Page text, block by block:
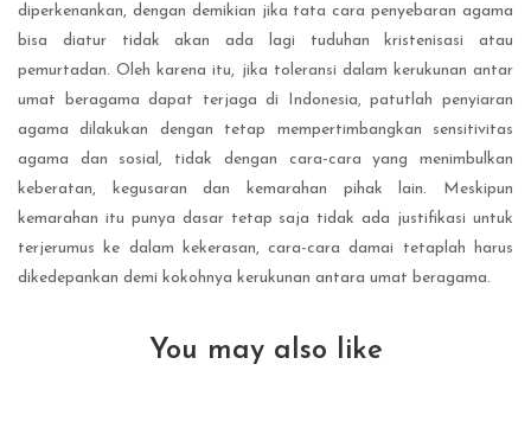
diperkenankan, dengan demikian jika tata cara penyebaran agama
bisa diatur tidak akan ada lagi tuduhan kristenisasi atau
pemurtadan. Oleh karena itu, jika toleransi dalam kerukunan antar
umat beragama dapat terjaga di Indonesia, patutlah penyiaran
agama dilakukan dengan tetap mempertimbangkan sensitivitas
agama dan sosial, tidak dengan cara-cara yang menimbulkan
keberatan, kegusaran dan kemarahan pihak lain. Meskipun
kemarahan itu punya dasar tetap saja tidak ada justifikasi untuk
terjerumus ke dalam kekerasan, cara-cara damai tetaplah harus
dikedepankan demi kokohnya kerukunan antara umat beragama.
You may also like